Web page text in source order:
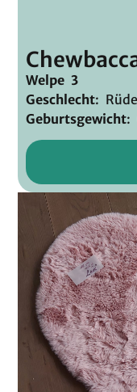
Welpe 3
Geschlecht: Rüde
Geburtsgewicht: